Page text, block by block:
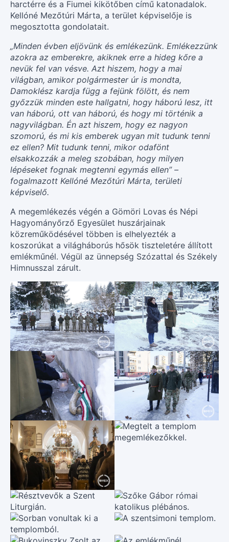
harctérre és a Fiumei kikötőben című katonadalok.
Kellóné Mezőtúri Márta, a terület képviselője is
megosztotta gondolatait.
„Minden évben eljövünk és emlékezünk. Emlékezzünk
azokra az emberekre, akiknek erre a hideg kőre a
nevük fel van vésve. Azt hiszem, hogy a mai
világban, amikor polgármester úr is mondta,
Damoklész kardja függ a fejünk fölött, és nem
győzzük minden este hallgatni, hogy háború lesz, itt
van háború, ott van háború, és hogy mi történik a
nagyvilágban. Én azt hiszem, hogy ez nagyon
szomorú, és mi kis emberek ugyan mit tudunk tenni
ez ellen? Mit tudunk tenni, mikor odafönt
elsakkozzák a meleg szobában, hogy milyen
lépéseket fognak megtenni egymás ellen” –
fogalmazott Kellóné Mezőtúri Márta, területi
képviselő.
A megemlékezés végén a Gömöri Lovas és Népi
Hagyományőrző Egyesület huszárjainak
közreműködésével többen is elhelyezték a
koszorúkat a világháborús hősök tiszteletére állított
emlékműnél. Végül az ünnepség Szózattal és Székely
Himnusszal zárult.